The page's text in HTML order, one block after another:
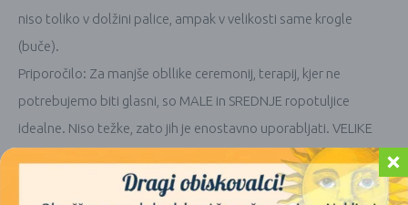
niso toliko v dolžini palice, ampak v velikosti same krogle
(buče).
Priporočilo: Za manjše obllike ceremonij, terapij, kjer ne
potrebujemo biti glasni, so MALE in SREDNJE ropotuljice
idealne. Niso težke, zato jih je enostavno uporabljati. VELIKE
ropotuljice so namenjene ceremonijam, kjer moramo biti
glasnejši. Seveda so potrebe, želje in navdihi odvisni od